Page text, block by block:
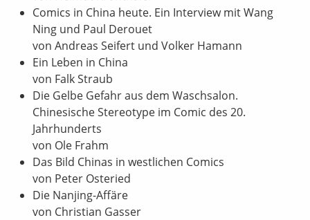
Comics in China heute. Ein Interview mit Wang
Ning und Paul Derouet
von Andreas Seifert und Volker Hamann
Ein Leben in China
von Falk Straub
Die Gelbe Gefahr aus dem Waschsalon.
Chinesische Stereotype im Comic des 20.
Jahrhunderts
von Ole Frahm
Das Bild Chinas in westlichen Comics
von Peter Osteried
Die Nanjing-Affäre
von Christian Gasser